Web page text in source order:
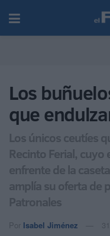
Los
que
Los únicos ceutíes
Recinto Ferial,
enfrente de la
amplía su oferta de
Patronales
Por Isabel Jiménez